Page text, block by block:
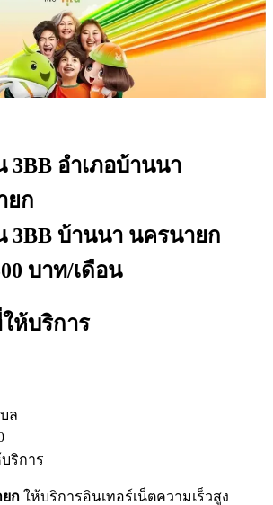
3BB อำเภอบ้านนา
ยก
3BB บ้านนา นครนายก
บาท/เดือน
ห้บริการ
ล
ริการ
ก ให้บริการอินเทอร์เน็ตความเร็วสูง